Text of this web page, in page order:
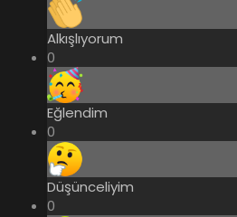
Alkışlıyorum
0
Eğlendim
0
Düşünceliyim
0